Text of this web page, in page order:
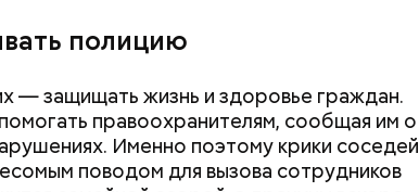
полицию
— защищать жизнь и здоровье граждан.
правоохранителям, сообщая им о
Именно поэтому крики соседей
поводом для вызова сотрудников